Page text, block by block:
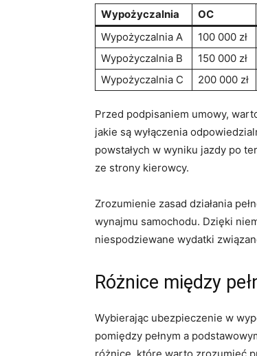
Wypożyczalnia OC
Wypożyczalnia A
100 000 zł
Wypożyczalnia B
150 000 zł
Wypożyczalnia C
200 000 zł
Przed podpisaniem umowy,
jakie są wyłączenia
powstałych w wyniku jazdy po
ze strony‍ kierowcy.
Zrozumienie zasad działania
wynajmu samochodu. Dzięki
niespodziewane wydatki
Różnice‌ między
Wybierając ubezpieczenie w
pomiędzy pełnym a